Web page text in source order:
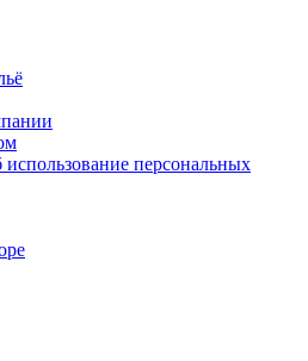
персональных